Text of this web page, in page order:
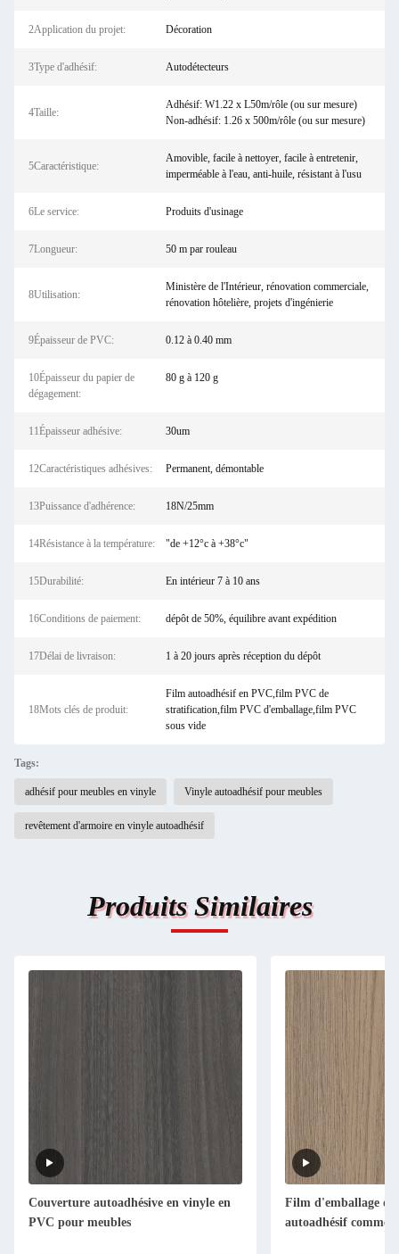
2Application du projet: Décoration
3Type d'adhésif: Autodétecteurs
4Taille:
Adhésif: W1.22 x L50m/rôle (ou sur mesure)
Non-adhésif: 1.26 x 500m/rôle (ou sur mesure)
5Caractéristique:
Amovible, facile à nettoyer, facile à entretenir,
imperméable à l'eau, anti-huile, résistant à l'usu
6Le service: Produits d'usinage
7Longueur: 50 m par rouleau
8Utilisation:
Ministère de l'Intérieur, rénovation commerciale,
rénovation hôtelière, projets d'ingénierie
9Épaisseur de PVC: 0.12 à 0.40 mm
10Épaisseur du papier de
dégagement:
80 g à 120 g
11Épaisseur adhésive: 30um
12Caractéristiques adhésives: Permanent, démontable
13Puissance d'adhérence: 18N/25mm
14Résistance à la température: "de +12°c à +38°c"
15Durabilité: En intérieur 7 à 10 ans
16Conditions de paiement: dépôt de 50%, équilibre avant expédition
17Délai de livraison: 1 à 20 jours après réception du dépôt
18Mots clés de produit:
Film autoadhésif en PVC,film PVC de
stratification,film PVC d'emballage,film PVC
sous vide
Tags:
adhésif pour meubles en vinyle Vinyle autoadhésif pour meubles
revêtement d'armoire en vinyle autoadhésif
Produits Similaires
Couverture autoadhésive en vinyle en
PVC pour meubles
Film d'emballage de
autoadhésif